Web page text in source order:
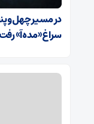
در مسیر
سراغ «مده‌آ» رفت